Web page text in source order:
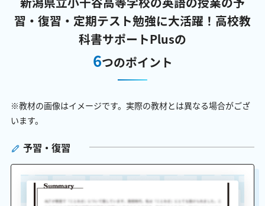
習・復習・定期テスト勉強に大活躍！ 高校教
科書サポートPlusの
6つのポイント
※教材の画像はイメージです。実際の教材とは異なる場合がござ
います。
予習・復習